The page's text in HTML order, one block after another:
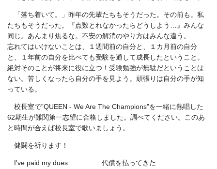
「落ち着いて。」昨年の先輩たちもそうだった。その前も。私
たちもそうだった。『点数とれなかったらどうしよう…』みんな
同じ。あんまり焦るな。不安の解消のやり方はみんな違う。
忘れてはいけないことは、１週間前の自分と、１カ月前の自分
と、１年前の自分を比べても受験を通して成長したということ。
絶対そのことが将来に役に立つ！受験勉強が無駄だということは
ない。苦しくなったら自分の手を見よう。頑張りは自分の手が知
っている。
校長室で”QUEEN - We Are The Champions”を一緒に熱唱した
62期生が難関第一志望に合格しました。調べてください。このあ
と時間が合えば校長室で歌いましょう。
健闘を祈ります！
I've paid my dues 代償を払ってきた